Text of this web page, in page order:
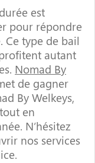
est
pour répondre
Ce type de bail
autant
Nomad By
de gagner
By Welkeys,
en
N’hésitez
nos services